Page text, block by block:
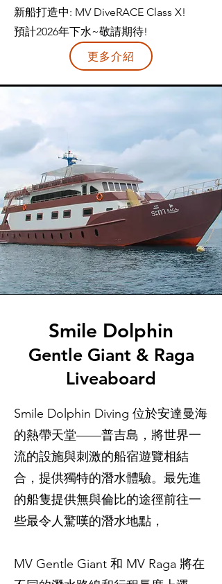
​新船打造中: MV DiveRACE Class X!
預計2026年下水~敬請期待!
更多介紹
Smile Dolphin
Gentle Giant & Raga
Liveaboard
Smile Dolphin Diving 位於安達曼海
的熱帶天堂——普吉島，將世界一
流的設施與刺激的船宿遊覽相結
合，提供獨特的潛水體驗。最先進
的船隻提供無與倫比的途徑前往一
些最令人驚嘆的潛水地點，
MV Gentle Giant 和 MV Raga 將在